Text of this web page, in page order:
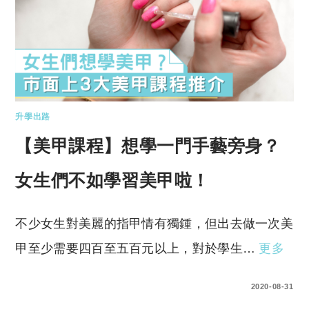
升學出路
【美甲課程】想學一門手藝旁身？
女生們不如學習美甲啦！
不少女生對美麗的指甲情有獨鍾，但出去做一次美
甲至少需要四百至五百元以上，對於學生… 更多
2020-08-31